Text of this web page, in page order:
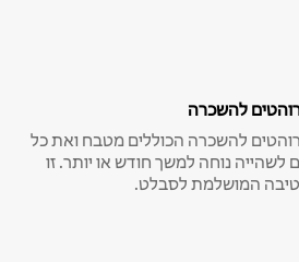
להשכרה
להשכרה הכוללים מטבח ואת כל
לשהייה נוחה למשך חודש או יותר. זו
המושלמת לסבלט.